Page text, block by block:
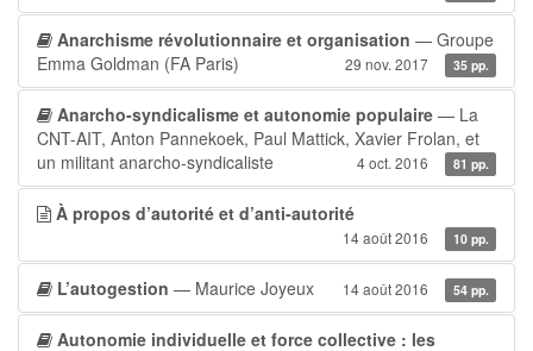
Anarchisme révolutionnaire et organisation — Groupe
Emma Goldman (FA Paris)
29 nov. 2017 35 pp.
Anarcho-syndicalisme et autonomie populaire — La
CNT-AIT, Anton Pannekoek, Paul Mattick, Xavier Frolan, et
un militant anarcho-syndicaliste
4 oct. 2016 81 pp.
À propos d’autorité et d’anti-autorité
14 août 2016 10 pp.
L’autogestion — Maurice Joyeux 14 août 2016 54 pp.
Autonomie individuelle et force collective : les